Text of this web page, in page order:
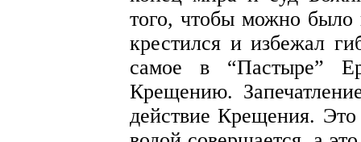
того, чтобы можно
крестился и избежал
самое в “Пастыре”
Крещению.
действие Крещения.